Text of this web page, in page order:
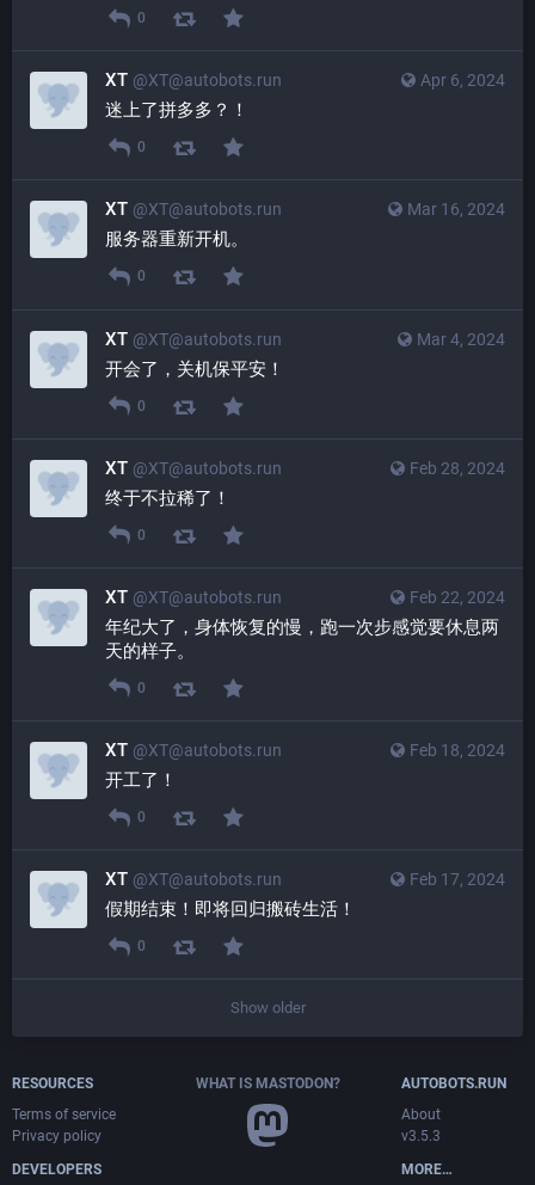
0
Apr 6, 2024
XT @XT@autobots.run
迷上了拼多多？！
0
Mar 16, 2024
XT @XT@autobots.run
服务器重新开机。
0
Mar 4, 2024
XT @XT@autobots.run
开会了，关机保平安！
0
Feb 28, 2024
XT @XT@autobots.run
终于不拉稀了！
0
Feb 22, 2024
XT @XT@autobots.run
年纪大了，身体恢复的慢，跑一次步感觉要休息两
天的样子。
0
Feb 18, 2024
XT @XT@autobots.run
开工了！
0
Feb 17, 2024
XT @XT@autobots.run
假期结束！即将回归搬砖生活！
0
Show older
RESOURCES
Terms of service
Privacy policy
DEVELOPERS
WHAT IS MASTODON?
AUTOBOTS.RUN
About
v3.5.3
MORE…